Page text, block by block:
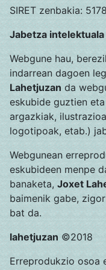
SIRET zenbakia:
Jabetza intelektuala
Webgune hau,
indarrean dagoen
Lahetjuzan da
eskubide guztien
argazkiak,
logotipoak, etab.)
Webgunean
eskubideen menpe
banaketa, Joxet
baimenik gabe,
bat da.
lahetjuzan ©2018
Erreprodukzio osoa